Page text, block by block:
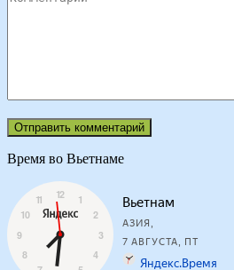
Время во Вьетнаме